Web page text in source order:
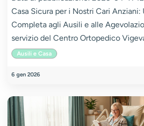
Casa Sicura per i Nostri Cari Anziani:
Completa agli Ausili e alle
servizio del Centro Ortopedico
Ausili e Casa
6 gen 2026